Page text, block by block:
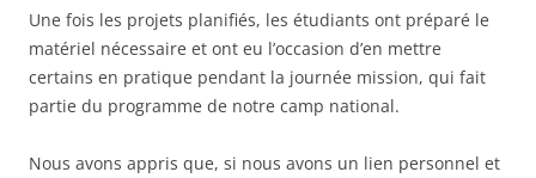
Une fois les projets planifiés, les étudiants ont préparé le
matériel nécessaire et ont eu l’occasion d’en mettre
certains en pratique pendant la journée mission, qui fait
partie du programme de notre camp national.
Nous avons appris que, si nous avons un lien personnel et